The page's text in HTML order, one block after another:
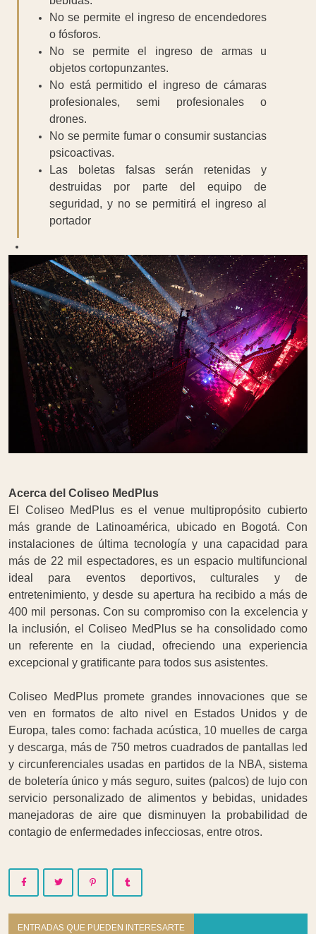
No se permite el ingreso de encendedores
o fósforos.
No se permite el ingreso de armas u
objetos cortopunzantes.
No está permitido el ingreso de cámaras
profesionales, semi profesionales o
drones.
No se permite fumar o consumir sustancias
psicoactivas.
Las boletas falsas serán retenidas y
destruidas por parte del equipo de
seguridad, y no se permitirá el ingreso al
portador
Acerca del Coliseo MedPlus
El Coliseo MedPlus es el venue multipropósito cubierto
más grande de Latinoamérica, ubicado en Bogotá. Con
instalaciones de última tecnología y una capacidad para
más de 22 mil espectadores, es un espacio multifuncional
ideal para eventos deportivos, culturales y de
entretenimiento, y desde su apertura ha recibido a más de
400 mil personas. Con su compromiso con la excelencia y
la inclusión, el Coliseo MedPlus se ha consolidado como
un referente en la ciudad, ofreciendo una experiencia
excepcional y gratificante para todos sus asistentes.
Coliseo MedPlus promete grandes innovaciones que se
ven en formatos de alto nivel en Estados Unidos y de
Europa, tales como: fachada acústica, 10 muelles de carga
y descarga, más de 750 metros cuadrados de pantallas led
y circunferenciales usadas en partidos de la NBA, sistema
de boletería único y más seguro, suites (palcos) de lujo con
servicio personalizado de alimentos y bebidas, unidades
manejadoras de aire que disminuyen la probabilidad de
contagio de enfermedades infecciosas, entre otros.
ENTRADAS QUE PUEDEN INTERESARTE